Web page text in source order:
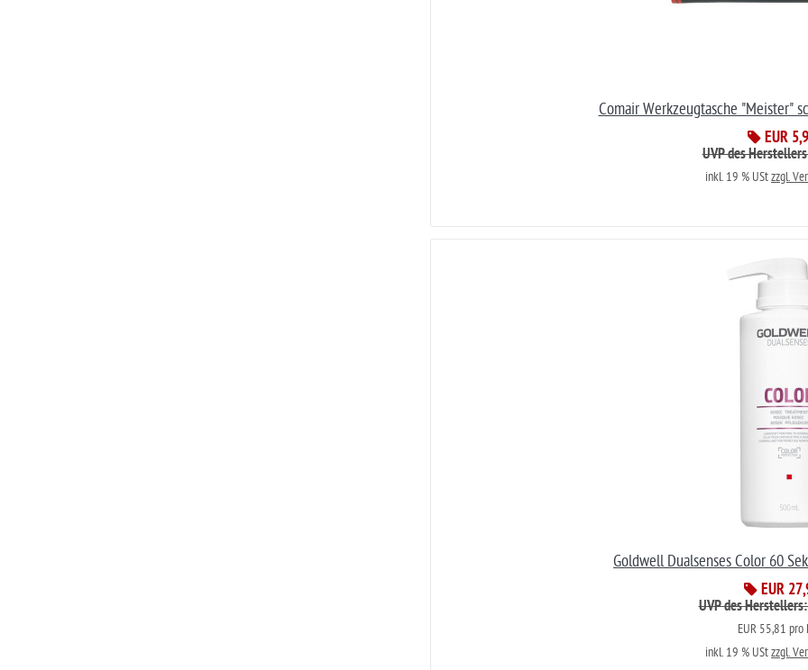
Comair Werkzeugtasche "Meister"
EUR
UVP des
inkl. 19 % UStzzgl.
Goldwell Dualsenses Color 60
EUR
UVP des
EUR 55,81 pro
inkl. 19 % UStzzgl.